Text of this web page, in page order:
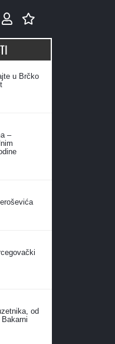
u Brčko
–
od